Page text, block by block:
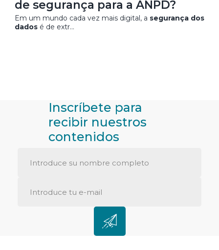
de segurança para a ANPD?
Em um mundo cada vez mais digital, a segurança dos
dados é de extr...
Inscríbete para
recibir nuestros
contenidos